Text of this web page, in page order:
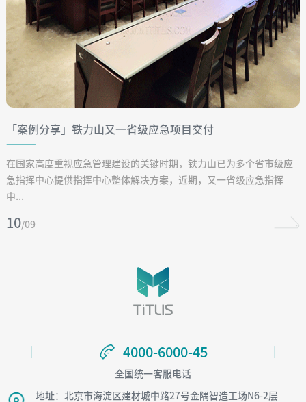
「案例分享」铁力山又一省级应急项目交付
在国家高度重视应急管理建设的关键时期，铁力山已为多个省市级应
急指挥中心提供指挥中心整体解决方案，近期，又一省级应急指挥
中...
10/09
4000-6000-45
4000-6000-45
全国统一客服电话
地址：北京市海淀区建材城中路27号金隅智造工场N6-2层